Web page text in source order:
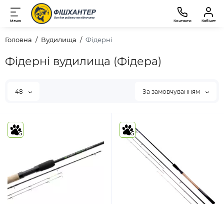
Меню Контакти Кабінет
Головна Вудилища Фідерні
Фідерні вудилища (Фідера)
48 За замовчуванням
5 5